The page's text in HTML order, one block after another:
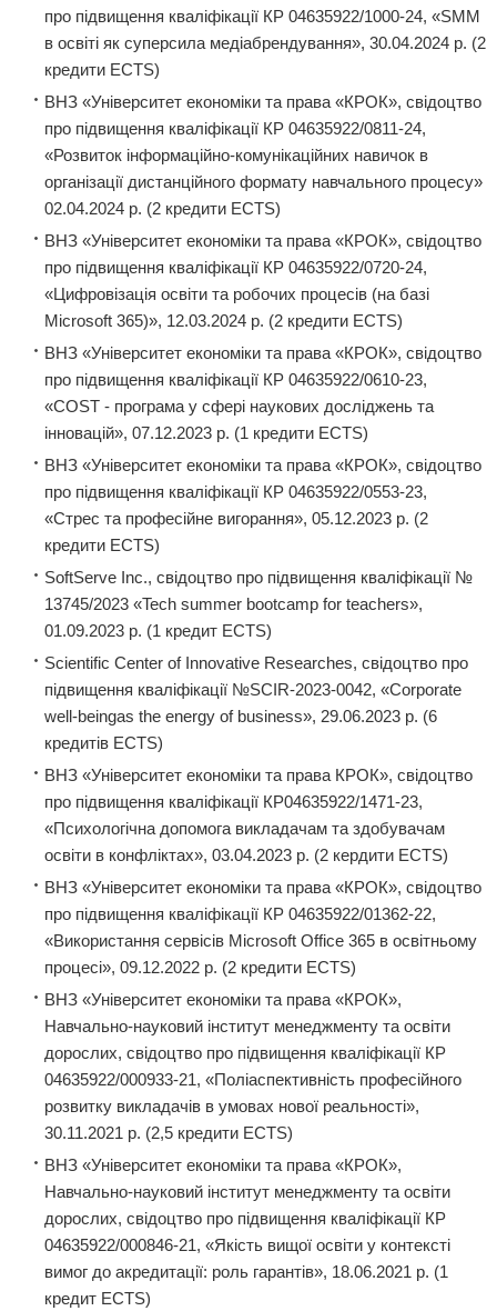
про підвищення кваліфікації КР 04635922/1000-24, «SMM
в освіті як суперсила медіабрендування», 30.04.2024 р. (2
кредити ECTS)
ВНЗ «Університет економіки та права «КРОК», свідоцтво
про підвищення кваліфікації КР 04635922/0811-24,
«Розвиток інформаційно-комунікаційних навичок в
організації дистанційного формату навчального процесу»
02.04.2024 р. (2 кредити ECTS)
ВНЗ «Університет економіки та права «КРОК», свідоцтво
про підвищення кваліфікації КР 04635922/0720-24,
«Цифровізація освіти та робочих процесів (на базі
Microsoft 365)», 12.03.2024 р. (2 кредити ECTS)
ВНЗ «Університет економіки та права «КРОК», свідоцтво
про підвищення кваліфікації КР 04635922/0610-23,
«COST - програма у сфері наукових досліджень та
інновацій», 07.12.2023 р. (1 кредити ЕCТS)
ВНЗ «Університет економіки та права «КРОК», свідоцтво
про підвищення кваліфікації КР 04635922/0553-23,
«Стрес та професійне вигорання», 05.12.2023 р. (2
кредити ЕCТS)
SoftServe Inc., свідоцтво про підвищення кваліфікації №
13745/2023 «Tech summer bootcamp for teachers»,
01.09.2023 р. (1 кредит ECTS)
Scientific Center of Innovative Researches, свідоцтво про
підвищення кваліфікації №SCIR-2023-0042, «Сorporate
well-beingas the energy of business», 29.06.2023 р. (6
кредитів ECTS)
ВНЗ «Університет економіки та права КРОК», свідоцтво
про підвищення кваліфікації КР04635922/1471-23,
«Психологічна допомога викладачам та здобувачам
освіти в конфліктах», 03.04.2023 р. (2 кердити ECTS)
ВНЗ «Університет економіки та права «КРОК», свідоцтво
про підвищення кваліфікації КР 04635922/01362-22,
«Використання сервісів Microsoft Office 365 в освітньому
процесі», 09.12.2022 р. (2 кредити ЕCТS)
ВНЗ «Університет економіки та права «КРОК»,
Навчально-науковий інститут менеджменту та освіти
дорослих, свідоцтво про підвищення кваліфікації КР
04635922/000933-21, «Поліаспективність професійного
розвитку викладачів в умовах нової реальності»,
30.11.2021 р. (2,5 кредити ECTS)
ВНЗ «Університет економіки та права «КРОК»,
Навчально-науковий інститут менеджменту та освіти
дорослих, свідоцтво про підвищення кваліфікації КР
04635922/000846-21, «Якість вищої освіти у контексті
вимог до акредитації: роль гарантів», 18.06.2021 р. (1
кредит ECTS)